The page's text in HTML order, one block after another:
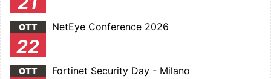
OTT
22
NetEye Conference 2026
OTT Fortinet Security Day - Milano